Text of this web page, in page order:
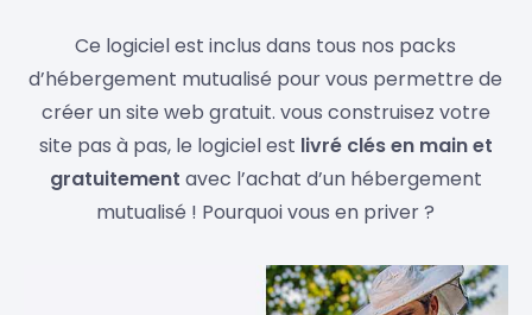
Ce logiciel est inclus dans tous nos packs
d’hébergement mutualisé pour vous permettre de
créer un site web gratuit. vous construisez votre
site pas à pas, le logiciel est livré clés en main et
gratuitement avec l’achat d’un hébergement
mutualisé ! Pourquoi vous en priver ?